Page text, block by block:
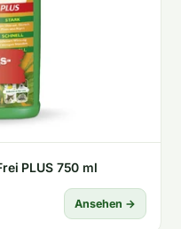
PLUS 750 ml
Ansehen →